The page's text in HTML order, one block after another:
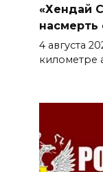
«Хендай
насмерть
4 августа
километре